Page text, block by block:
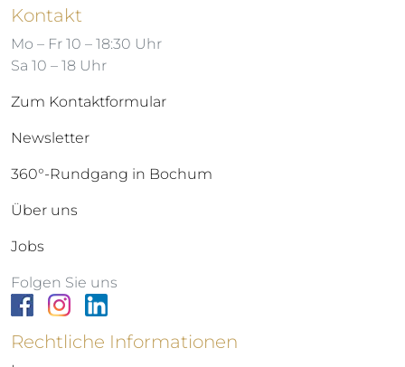
Kontakt
Mo – Fr 10 – 18:30 Uhr
Sa 10 – 18 Uhr
Zum Kontaktformular
Newsletter
360°-Rundgang in Bochum
Über uns
Jobs
Folgen Sie uns
Rechtliche Informationen